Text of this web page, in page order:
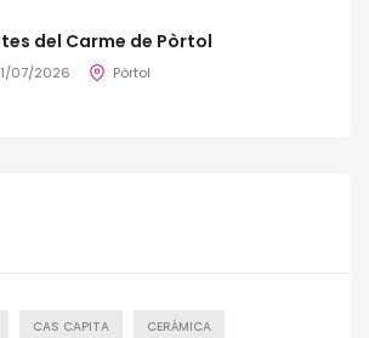
del Carme de Pòrtol
07/2026 Pòrtol
CAS CAPITA CERÁMICA